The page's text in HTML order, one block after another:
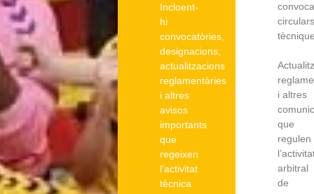
Incloent-
hi
convocatòries,
designacions,
actualitzacions
reglamentàries
i altres
avisos
importants
que
regeixen
l’activitat
tècnica
circulars
i altres
que
regulen
arbitral
de